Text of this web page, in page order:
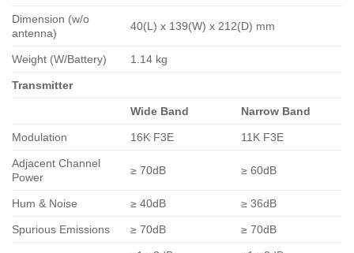
Dimension (w/o
antenna)
40(L) x 139(W) x 212(D) mm
Weight (W/Battery) 1.14 kg
Transmitter
Wide Band Narrow Band
Modulation 16K F3E 11K F3E
Adjacent Channel
Power
≥ 70dB ≥ 60dB
Hum & Noise ≥ 40dB ≥ 36dB
Spurious Emissions ≥ 70dB ≥ 70dB